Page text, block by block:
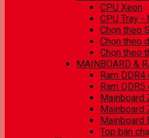
CPU Xeon
CPU Tray -
Chọn theo
Chọn theo
Chọn theo
MAINBOARD &
Ram DDR4
Ram DDR5
Mainboard
Mainboard
Mainboard
Top bán